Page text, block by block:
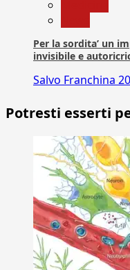
Per la sordita’ un
invisibile e
Salvo Franchina
Potresti esserti